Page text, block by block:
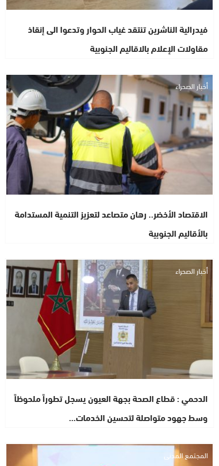
فيدرالية الناشرين تنتقد غياب الحوار وتدعوا الى إنقاذ
مقاولات الإعلام بالاقاليم الجنوبية
أخبار الصحراء
الاقتصاد الأخضر.. رهان متصاعد لتعزيز التنمية المستدامة
بالأقاليم الجنوبية
أخبار الصحراء
الدحمي : قطاع الصحة بجهة العيون يسجل تطوراً ملحوظاً
وسط جهود متواصلة لتحسين الخدمات…
المجتمع المدني